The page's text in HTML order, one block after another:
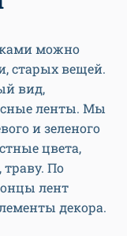
можно
старых вещей.
вид,
ленты. Мы
и зеленого
цвета,
По
лент
декора.